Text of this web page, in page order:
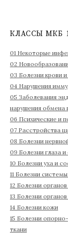
:КЛАССЫ МКБ
01 Некоторые
02
03 Болезни крови
04 Нарушения
05 Заболевания
нарушения обмена
06 Психические и
07 Расстройства
08 Болезни
09 Болезни глаза
10 Болезни уха и
11 Болезни
12 Болезни
13 Болезни
14 Болезни кожи
15 Болезни
ткани